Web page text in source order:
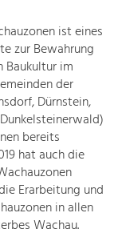
ist eines
zur Bewahrung
Baukultur im
der
Dürnstein,
bereits
hat auch die
Erarbeitung und
in allen
Wachau.